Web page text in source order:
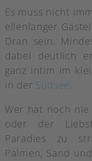
Es muss nicht
ellenlanger
Dran sein.
dabei deutlich
ganz intim im
in der Südsee.
Wer hat noch
oder der
Paradies zu
Palmen, Sand